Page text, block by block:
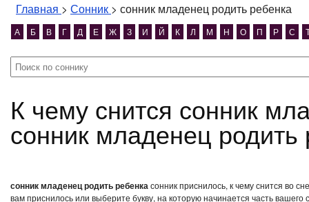
Главная > Сонник > сонник младенец родить ребенка
А Б В Г Д Е Ж З И Й К Л М Н О П Р С
К чему снится сонник младенец родить ребенка?
сонник младенец родить
сонник младенец родить ребенкасонник приснилось, к чему снится во
вам приснилось или выберите букву, на которую начинается часть вашего